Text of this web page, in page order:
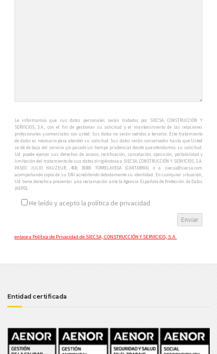
Le informamos que sus datos personales serán tratados por SIECSA, CONSTRUCCIÓN Y
SERVICIOS, S.A., con el fin de gestionar su solicitud y el mantenimiento de las relaciones
profesionales y comerciales con usted. Sus datos no serán cedidos a terceros. Este tratamiento
de datos es necesario para atender su solicitud. Sus datos serán conservados hasta que Usted
se dé de baja del servicio y/o pasado un tiempo prudencial desde que atendamos su solicitud.
Ud. puede ejercer sus derechos de acceso, rectificación, cancelación, oposición, portabilidad y
limitación del tratamiento de sus datos dirigiéndose a SIECSA, CONSTRUCCIÓN Y SERVICIOS, S.A.
PASEO JULIO HAUZEUR, 45B, 39300 TORRELAVEGA (CANTABRIA) o a siecsa@siecsa.com
acompañando copia de su DNI acreditando debidamente su identidad. En cualquier situación,
Ud. tiene derecho a presentar una reclamación ante la Agencia Española de Protección de Datos
(AEPD).
He leído y acepto la política de privacidad
enlace a Política de Privacidad de SIECSA, CONSTRUCCIÓN Y SERVICIOS, S.A.
Entidad certificada